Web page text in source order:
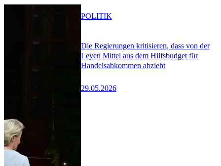
Die Regierungen kritisieren, dass von der
Leyen Mittel aus dem Hilfsbudget für
Handelsabkommen abzieht
29.05.2026
POLITIK